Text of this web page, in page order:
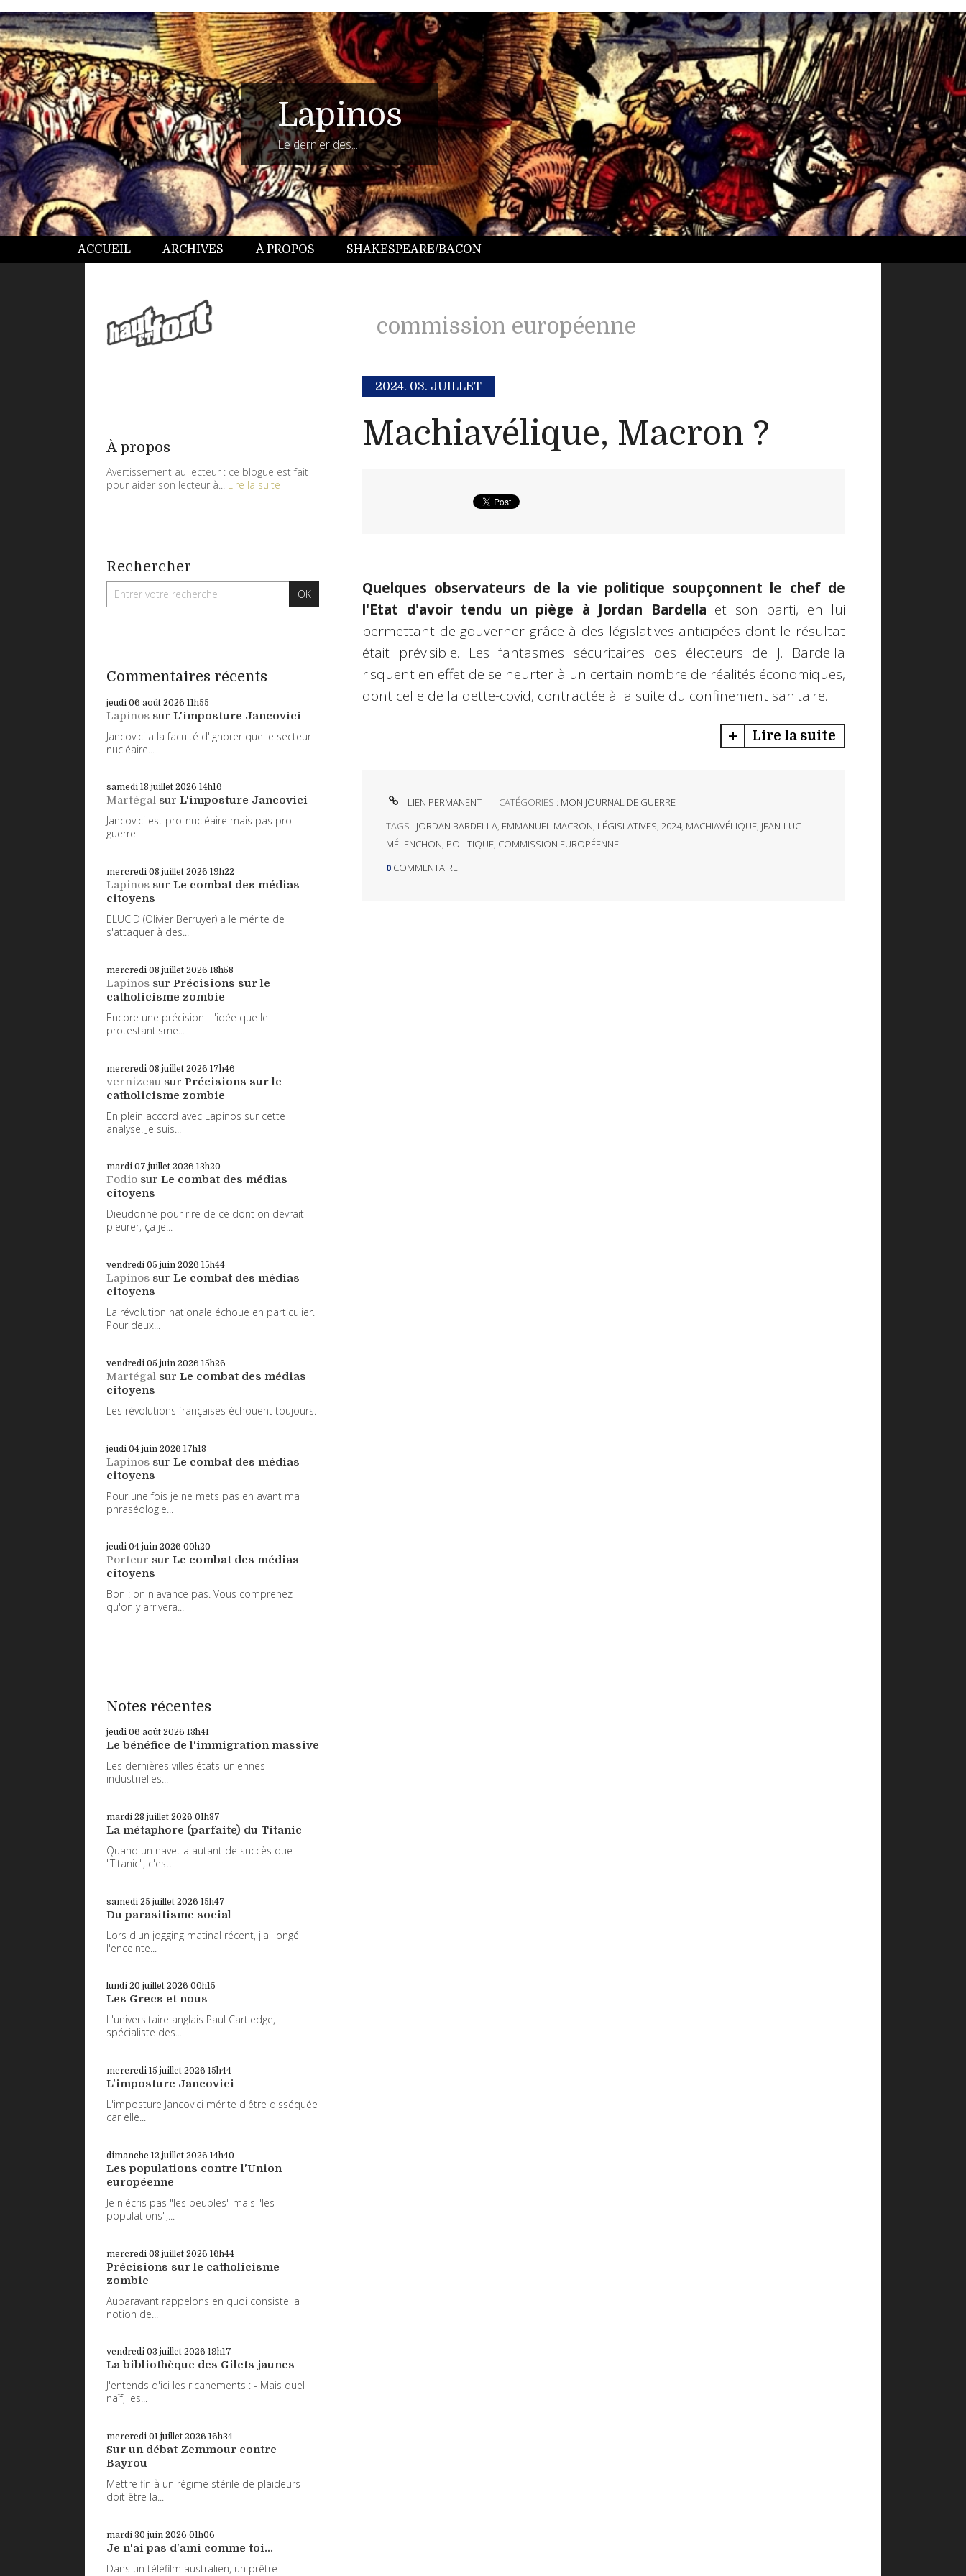
Lapinos
Le dernier des...
ACCUEIL ARCHIVES À PROPOS SHAKESPEARE/BACON
À propos
Avertissement au lecteur : ce blogue est fait
pour aider son lecteur à... Lire la suite
Rechercher
Commentaires récents
jeudi 06 août 2026 11h55
Lapinos sur L'imposture Jancovici
Jancovici a la faculté d'ignorer que le secteur
nucléaire...
samedi 18 juillet 2026 14h16
Martégal sur L'imposture Jancovici
Jancovici est pro-nucléaire mais pas pro-
guerre.
mercredi 08 juillet 2026 19h22
Lapinos sur Le combat des médias
citoyens
ELUCID (Olivier Berruyer) a le mérite de
s'attaquer à des...
mercredi 08 juillet 2026 18h58
Lapinos sur Précisions sur le
catholicisme zombie
Encore une précision : l'idée que le
protestantisme...
mercredi 08 juillet 2026 17h46
vernizeau sur Précisions sur le
catholicisme zombie
En plein accord avec Lapinos sur cette
analyse. Je suis...
mardi 07 juillet 2026 13h20
Fodio sur Le combat des médias
citoyens
Dieudonné pour rire de ce dont on devrait
pleurer, ça je...
vendredi 05 juin 2026 15h44
Lapinos sur Le combat des médias
citoyens
La révolution nationale échoue en particulier.
Pour deux...
vendredi 05 juin 2026 15h26
Martégal sur Le combat des médias
citoyens
Les révolutions françaises échouent toujours.
jeudi 04 juin 2026 17h18
Lapinos sur Le combat des médias
citoyens
Pour une fois je ne mets pas en avant ma
phraséologie...
jeudi 04 juin 2026 00h20
Porteur sur Le combat des médias
citoyens
Bon : on n'avance pas. Vous comprenez
qu'on y arrivera...
Notes récentes
jeudi 06 août 2026 13h41
Le bénéfice de l'immigration massive
Les dernières villes états-uniennes
industrielles...
mardi 28 juillet 2026 01h37
La métaphore (parfaite) du Titanic
Quand un navet a autant de succès que
"Titanic", c'est...
samedi 25 juillet 2026 15h47
Du parasitisme social
Lors d'un jogging matinal récent, j'ai longé
l'enceinte...
lundi 20 juillet 2026 00h15
Les Grecs et nous
L'universitaire anglais Paul Cartledge,
spécialiste des...
mercredi 15 juillet 2026 15h44
L'imposture Jancovici
L'imposture Jancovici mérite d'être disséquée
car elle...
dimanche 12 juillet 2026 14h40
Les populations contre l'Union
européenne
Je n'écris pas "les peuples" mais "les
populations",...
mercredi 08 juillet 2026 16h44
Précisions sur le catholicisme
zombie
Auparavant rappelons en quoi consiste la
notion de...
vendredi 03 juillet 2026 19h17
La bibliothèque des Gilets jaunes
J'entends d'ici les ricanements : - Mais quel
naïf, les...
mercredi 01 juillet 2026 16h34
Sur un débat Zemmour contre
Bayrou
Mettre fin à un régime stérile de plaideurs
doit être la...
mardi 30 juin 2026 01h06
Je n'ai pas d'ami comme toi...
Dans un téléfilm australien, un prêtre
commission européenne
2024. 03. JUILLET
Machiavélique, Macron ?
Quelques observateurs de la vie politique soupçonnent le chef de
l'Etat d'avoir tendu un piège à Jordan Bardella et son parti, en lui
permettant de gouverner grâce à des législatives anticipées dont le résultat
était prévisible. Les fantasmes sécuritaires des électeurs de J. Bardella
risquent en effet de se heurter à un certain nombre de réalités économiques,
dont celle de la dette-covid, contractée à la suite du confinement sanitaire.
Lire la suite
LIEN PERMANENT CATÉGORIES : MON JOURNAL DE GUERRE
TAGS : JORDAN BARDELLA, EMMANUEL MACRON, LÉGISLATIVES, 2024, MACHIAVÉLIQUE, JEAN-LUC
MÉLENCHON, POLITIQUE, COMMISSION EUROPÉENNE
0 COMMENTAIRE